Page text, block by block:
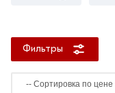
Фильтры
11.7